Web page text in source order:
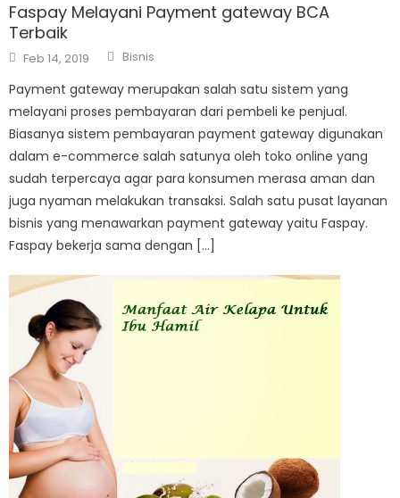
Faspay Melayani Payment​ ​gateway​ ​BCA
Terbaik
Posted
on
Feb 14, 2019 Author
Bisnis
Payment gateway merupakan salah satu sistem yang
melayani proses pembayaran dari pembeli ke penjual.
Biasanya sistem pembayaran payment gateway digunakan
dalam e-commerce salah satunya oleh toko online yang
sudah terpercaya agar para konsumen merasa aman dan
juga nyaman melakukan transaksi. Salah satu pusat layanan
bisnis yang menawarkan payment gateway yaitu Faspay.
Faspay bekerja sama dengan […]